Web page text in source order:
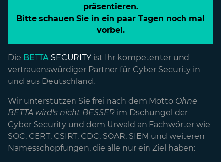
präsentieren.
Bitte schauen Sie in ein paar Tagen noch mal
vorbei.
Die BETTA SECURITY ist Ihr kompetenter und
vertrauenswürdiger Partner für Cyber Security in
und aus Deutschland.
Wir unterstützen Sie frei nach dem Motto Ohne
BETTA wird's nicht BESSER im Dschungel der
Cyber Security und dem Urwald an Fachwörter wie
SOC, CERT, CSIRT, CDC, SOAR, SIEM und weiteren
Namesschöpfungen, die alle nur ein Ziel haben: